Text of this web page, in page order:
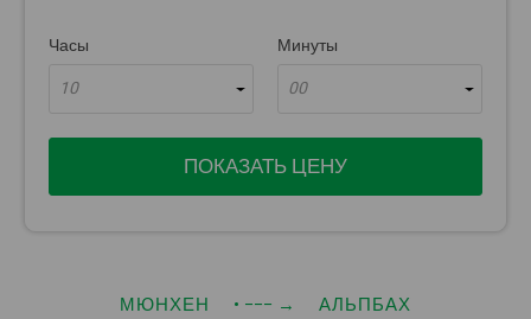
Часы
10
Минуты
00
ПОКАЗАТЬ ЦЕНУ
МЮНХЕН • −−− → АЛЬПБАХ